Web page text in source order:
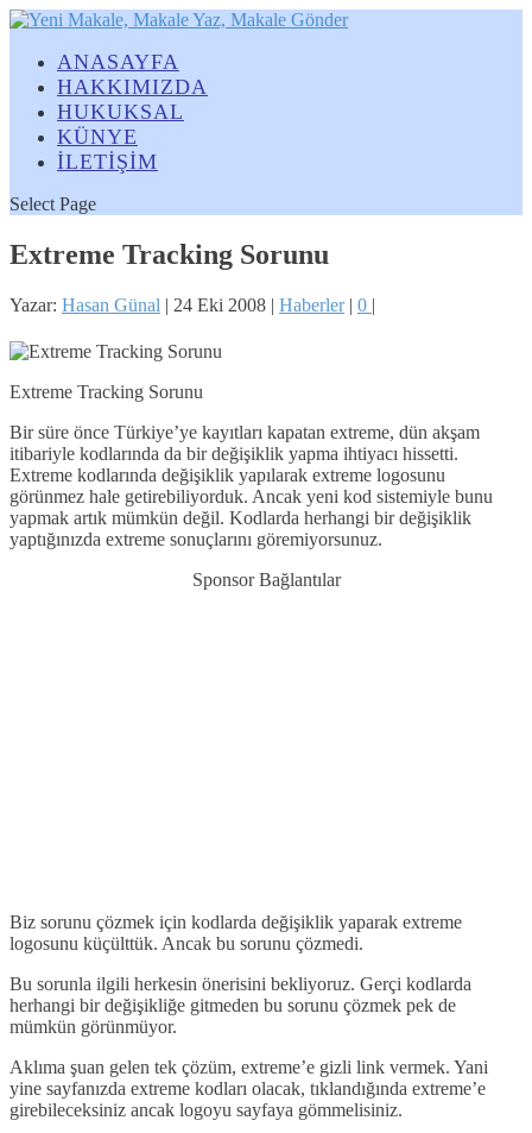
ANASAYFA
HAKKIMIZDA
HUKUKSAL
KÜNYE
İLETİŞİM
Select Page
Extreme Tracking Sorunu
Yazar: Hasan Günal | 24 Eki 2008 | Haberler| 0 |
Extreme Tracking Sorunu
Bir süre önce Türkiye’ye kayıtları kapatan extreme, dün akşam
itibariyle kodlarında da bir değişiklik yapma ihtiyacı hissetti.
Extreme kodlarında değişiklik yapılarak extreme logosunu
görünmez hale getirebiliyorduk. Ancak yeni kod sistemiyle bunu
yapmak artık mümkün değil. Kodlarda herhangi bir değişiklik
yaptığınızda extreme sonuçlarını göremiyorsunuz.
Sponsor Bağlantılar
Biz sorunu çözmek için kodlarda değişiklik yaparak extreme
logosunu küçülttük. Ancak bu sorunu çözmedi.
Bu sorunla ilgili herkesin önerisini bekliyoruz. Gerçi kodlarda
herhangi bir değişikliğe gitmeden bu sorunu çözmek pek de
mümkün görünmüyor.
Aklıma şuan gelen tek çözüm, extreme’e gizli link vermek. Yani
yine sayfanızda extreme kodları olacak, tıklandığında extreme’e
girebileceksiniz ancak logoyu sayfaya gömmelisiniz.